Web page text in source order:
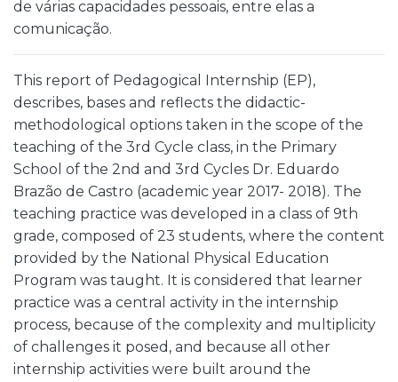
de várias capacidades pessoais, entre elas a
comunicação.
This report of Pedagogical Internship (EP),
describes, bases and reflects the didactic-
methodological options taken in the scope of the
teaching of the 3rd Cycle class, in the Primary
School of the 2nd and 3rd Cycles Dr. Eduardo
Brazão de Castro (academic year 2017- 2018). The
teaching practice was developed in a class of 9th
grade, composed of 23 students, where the content
provided by the National Physical Education
Program was taught. It is considered that learner
practice was a central activity in the internship
process, because of the complexity and multiplicity
of challenges it posed, and because all other
internship activities were built around the